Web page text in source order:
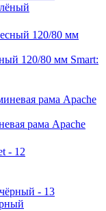
120/80 мм Smart:
рама Apache